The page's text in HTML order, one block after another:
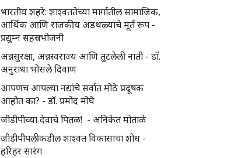
भारतीय शहरे: शाश्वततेच्या मार्गातील सामाजिक,
आर्थिक आणि राजकीय अडथळ्यांचे मूर्त रूप -
प्रद्युम्न सहस्रभोजनी
अन्नसुरक्षा, अन्नस्वराज्य आणि तुटलेली नाती - डॉ.
अनुराधा भोसले दिवाण
आपणच आपल्या नद्यांचे सर्वात मोठे प्रदूषक
आहोत का? - डॉ. प्रमोद मोघे
जीडीपीच्या देवाचे पितळ! - अनिकेत मोताळे
जीडीपीपलीकडील शाश्वत विकासाचा शोध -
हरिहर सारंग